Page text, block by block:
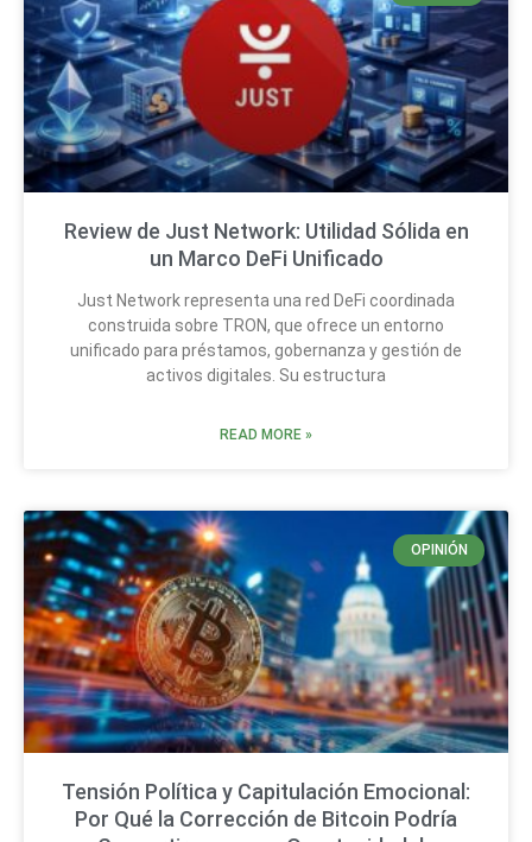
Review de Just Network: Utilidad Sólida en
un Marco DeFi Unificado
Just Network representa una red DeFi coordinada
construida sobre TRON, que ofrece un entorno
unificado para préstamos, gobernanza y gestión de
activos digitales. Su estructura
READ MORE »
OPINIÓN
Tensión Política y Capitulación Emocional:
Por Qué la Corrección de Bitcoin Podría